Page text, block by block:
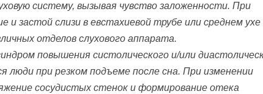
систему, вызывая чувство заложенности. При
и застой слизи в евстахиевой трубе или среднем ухе
отделов слухового аппарата.
повышения систолического и/или
люди при резком подъеме после сна. При изменении
сосудистых стенок и формирование отека